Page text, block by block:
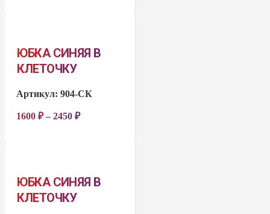
ЮБКА СИНЯЯ В
КЛЕТОЧКУ
Артикул:904-СК
1600₽–2450₽
ЮБКА СИНЯЯ В
КЛЕТОЧКУ